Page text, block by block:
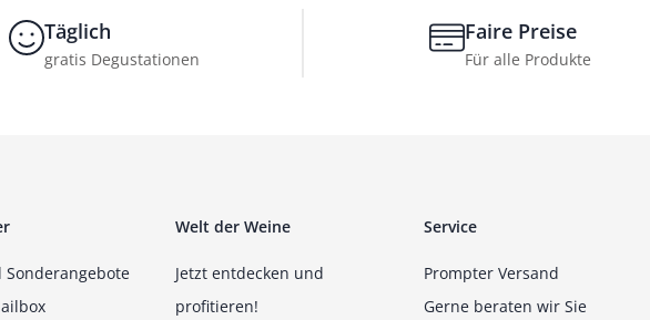
Täglich
gratis Degustationen
Faire Preise
Für alle Produkte
Sonderangebote
Welt der Weine
Jetzt entdecken und
profitieren!
Service
Prompter Versand
Gerne beraten wir Sie